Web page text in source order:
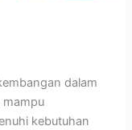
dalam
mampu
kebutuhan